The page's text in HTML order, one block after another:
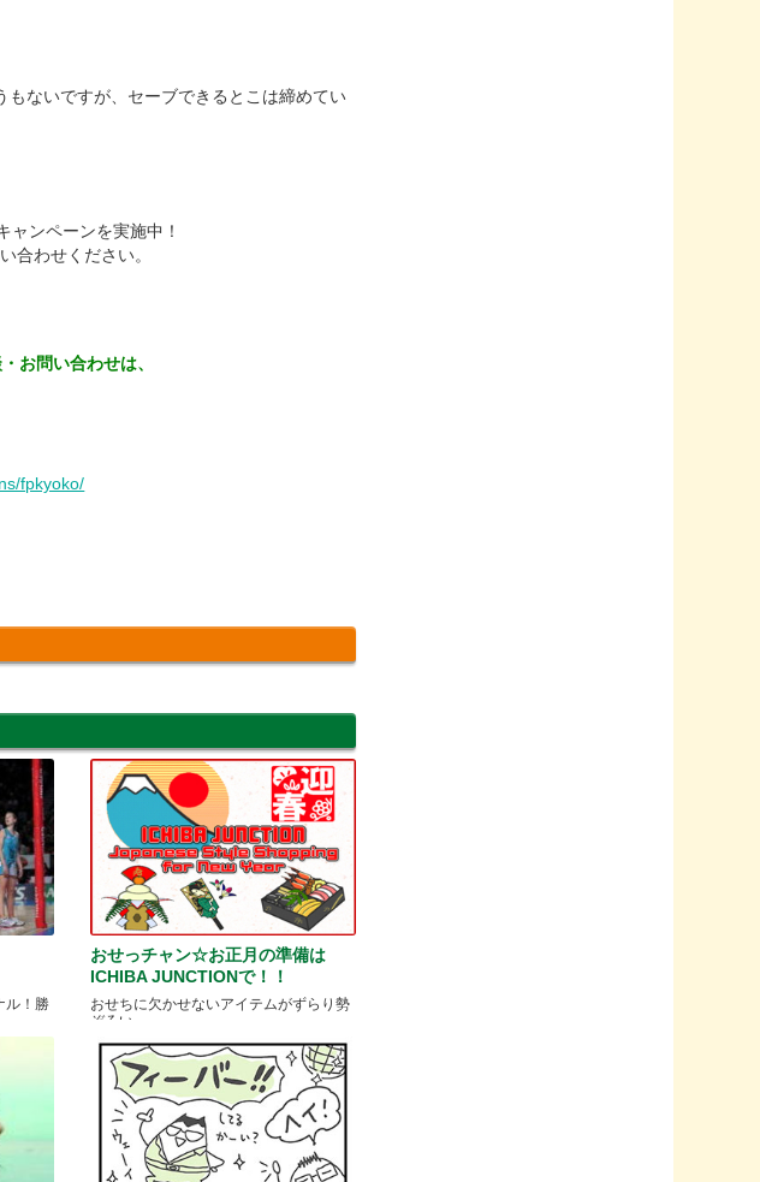
ないですが、セーブできるとこは締めてい
ンペーンを実施中！
合わせください。
お問い合わせは、
fpkyoko/
ル！勝
おせっチャン☆お正月の準備は
ICHIBA JUNCTIONで！！
おせちに欠かせないアイテムがずらり勢
ぞろい